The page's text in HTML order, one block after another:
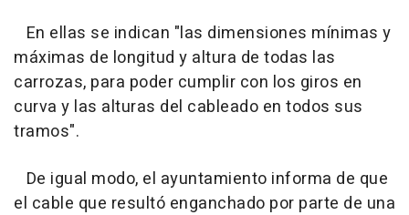
En ellas se indican "las dimensiones mínimas y
máximas de longitud y altura de todas las
carrozas, para poder cumplir con los giros en
curva y las alturas del cableado en todos sus
tramos".
De igual modo, el ayuntamiento informa de que
el cable que resultó enganchado por parte de una